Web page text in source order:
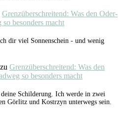
Grenzüberschreitend: Was den Oder-
besonders macht
dir viel Sonnenschein - und wenig
zu Grenzüberschreitend: Was den
so besonders macht
Schilderung. Ich werde in zwei
Görlitz und Kostrzyn unterwegs sein.